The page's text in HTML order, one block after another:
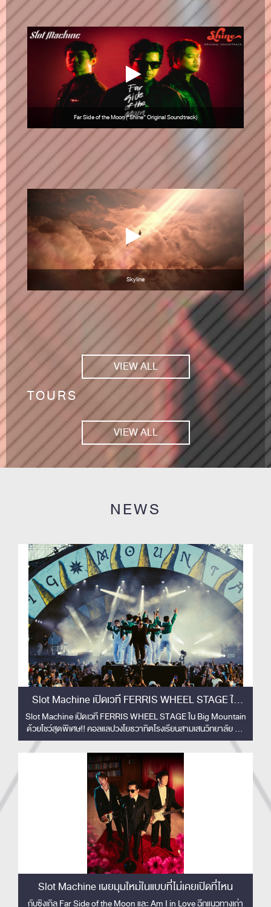
Far Side of the Moon (“Shine” Original Soundtrack)
Skyline
VIEW ALL
TOURS
VIEW ALL
NEWS
Slot Machine เปิดเวที FERRIS WHEEL STAGE ใน
Big Mountain ด้วยโชว์สุดพิเศษ!!
Slot Machine เปิดเวที FERRIS WHEEL STAGE ใน Big Mountain
ด้วยโชว์สุดพิเศษ!! คอลแลปวงโยธวาทิตโรงเรียนสามเสนวิทยาลัย 33
ชีวิต สร้างโมเมนต์ทัชใจผู้ชม
Slot Machine เผยมุมใหม่ในแบบที่ไม่เคยเปิดที่ไหน
กับซิงเกิล Far Side of the Moon และ Am I in Love ฉีกแนวทางเก่า